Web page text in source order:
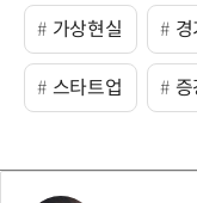
가상현실
스타트업 증